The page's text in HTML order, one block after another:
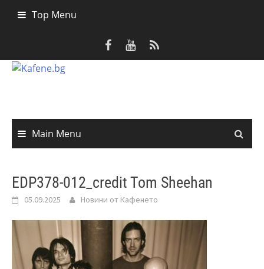
Top Menu
Main Menu
EDP378-012_credit Tom Sheehan
05.09.2025 Новини от Кафенето